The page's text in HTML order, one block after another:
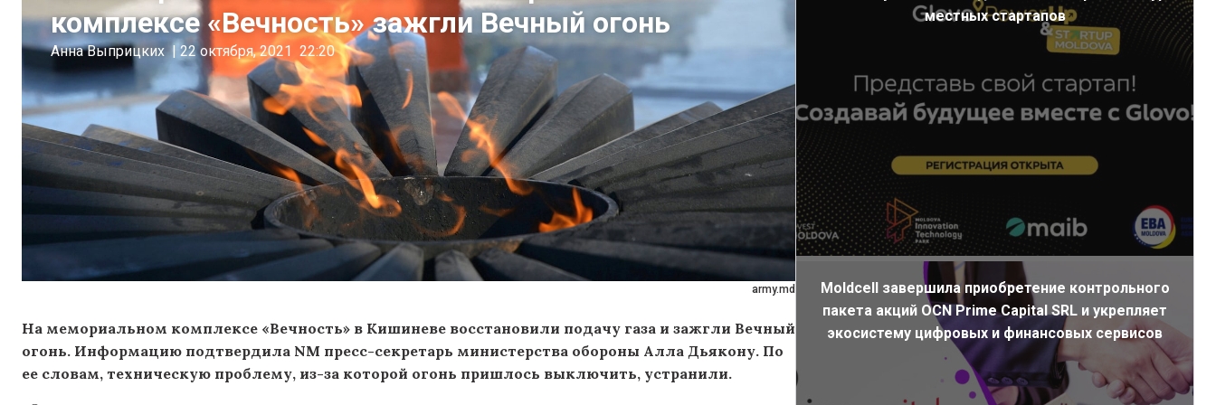
army.md
комплексе «Вечность» зажгли Вечный огонь
Анна Выприцких | 22 октября, 2021 22:20
На мемориальном комплексе «Вечность» в Кишиневе восстановили подачу газа и зажгли Вечный
огонь. Информацию подтвердила NM пресс-секретарь министерства обороны Алла Дьякону. По
ее словам, техническую проблему, из-за которой огонь пришлось выключить, устранили.
местных стартапов
Moldcell завершила приобретение контрольного
пакета акций OCN Prime Capital SRL и укрепляет
экосистему цифровых и финансовых сервисов